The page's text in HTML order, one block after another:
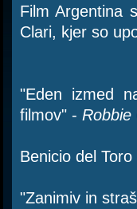
Film Argentina
Clari, kjer so
"Eden izmed
filmov" - Robbie
Benicio del
"Zanimiv in